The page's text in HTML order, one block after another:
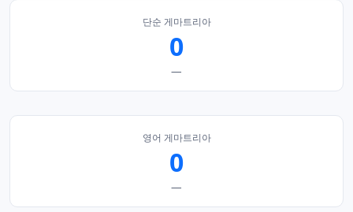
단순 게마트리아
0
—
영어 게마트리아
0
—